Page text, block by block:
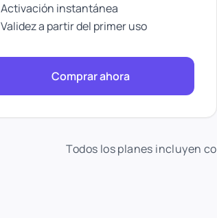
Activación instantánea
Validez a partir del primer uso
Comprar ahora
Todos los planes incluyen